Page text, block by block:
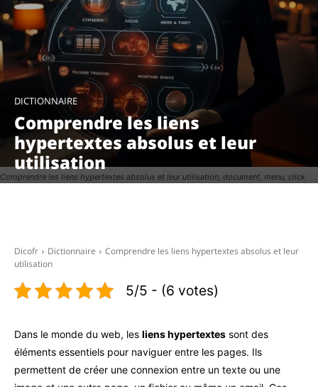
Comprendre les liens hypertextes absolus et leur utilisation, document, menu, click
DICTIONNAIRE
Comprendre les liens
hypertextes absolus et leur
utilisation
Dicofr Dictionnaire
Comprendre les liens hypertextes absolus et leur
utilisation
5/5 - (6 votes)
Dans le monde du web, les liens hypertextes sont des
éléments essentiels pour naviguer entre les pages. Ils
permettent de créer une connexion entre un texte ou une